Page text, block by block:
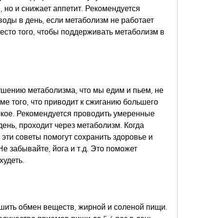
и снижает аппетит. Рекомендуется
в день, если метаболизм не работает
того, чтобы поддерживать метаболизм в
метаболизма, что мы едим и пьем, не
того, что приводит к сжиганию большего
Рекомендуется проводить умеренные
проходит через метаболизм. Когда
советы помогут сохранить здоровье и
забывайте, йога и т.д. Это поможет
обмен веществ, жирной и соленой пищи.